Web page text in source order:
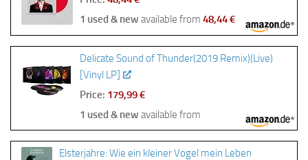
1 used & new available from 48,44 €
Delicate Sound of Thunder(2019 Remix)(Live)
[Vinyl LP]
Price: 179,99 €
1 used & new available from
Elsterjahre: Wie ein kleiner Vogel mein Leben